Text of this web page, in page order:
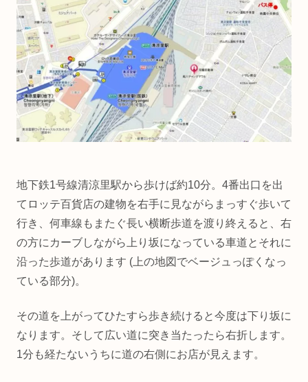
地下鉄1号線清涼里駅から歩けば約10分。4番出口を出
てロッテ百貨店の建物を右手に見ながらまっすぐ歩いて
行き、何車線もまたぐ長い横断歩道を渡り終えると、右
の方にカーブしながら上り坂になっている車道とそれに
沿った歩道があります (上の地図でベージュっぽくなっ
ている部分)。
その道を上がってひたすら歩き続けると今度は下り坂に
なります。そして広い道に突き当たったら右折します。
1分も経たないうちに道の右側にお店が見えます。